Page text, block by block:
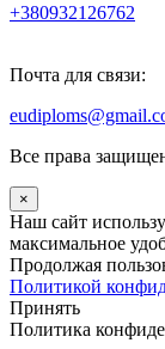
+380932126762
Почта для связи:
Все права
×
Наш сайт
максимальное
Продолжая
Политикой
Принять
Политика